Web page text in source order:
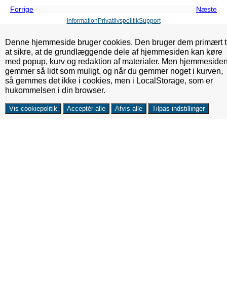
Forrige Næste
Information PrivatlivspolitikSupport
Denne hjemmeside bruger cookies. Den bruger dem primært
at sikre, at de grundlæggende dele af hjemmesiden kan køre
med popup, kurv og redaktion af materialer. Men
gemmer så lidt som muligt, og når du gemmer noget i kurven,
så gemmes det ikke i cookies, men i LocalStorage, som er
hukommelsen i din browser.
Vis cookiepolitik Acceptér alle Afvis alle Tilpas indstillinger